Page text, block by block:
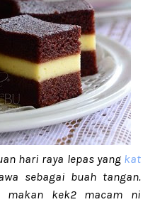
hari raya lepas yang kat
sebagai buah tangan.
makan kek2 macam ni